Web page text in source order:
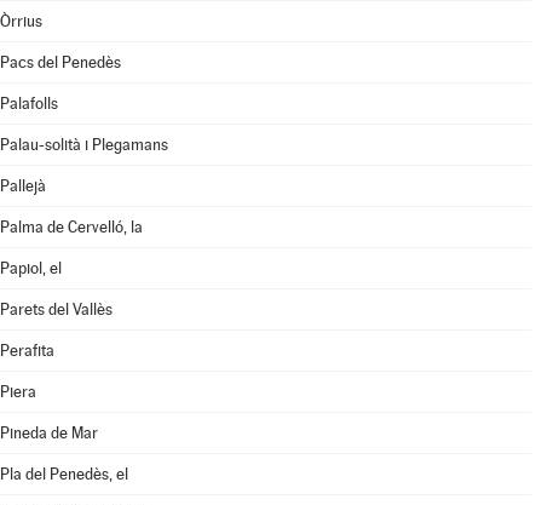
Òrrius
Pacs del Penedès
Palafolls
Palau-solità i Plegamans
Pallejà
Palma de Cervelló, la
Papiol, el
Parets del Vallès
Perafita
Piera
Pineda de Mar
Pla del Penedès, el